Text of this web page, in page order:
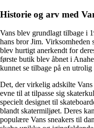
Historie og arv med
Vans blev grundlagt tilbage i
hans bror Jim. Virksomheden
blev hurtigt anerkendt for
første butik blev åbnet i
kunnet se tilbage på en utrolig
Det, der virkelig adskilte
evne til at tilpasse sig
specielt designet til
blandt skatermiljøet. Deres
populære Vans sneakers til